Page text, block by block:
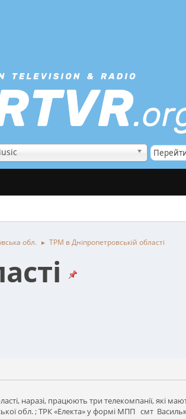
обл. ► ТРМ в Дніпропетровській області
наразі, працюють три телекомпанії, які
обл. ; ТРК «Електа» у формі МПП смт